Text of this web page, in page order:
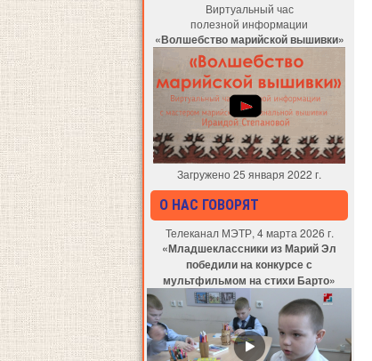
Виртуальный час
полезной информации
«Волшебство марийской вышивки»
Загружено 25 января 2022 г.
О НАС ГОВОРЯТ
Телеканал МЭТР, 4 марта 2026 г.
«Младшеклассники из Марий Эл
победили на конкурсе с
мультфильмом на стихи Барто»